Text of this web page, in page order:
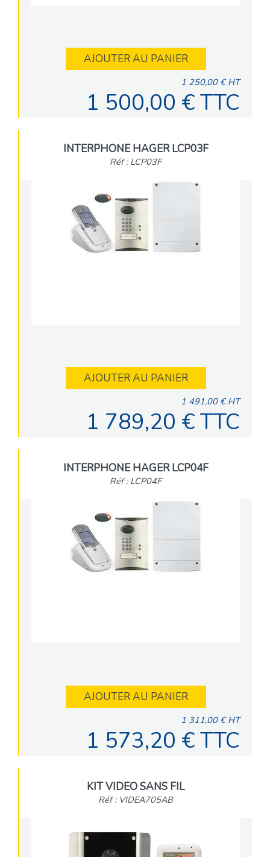
AJOUTER AU PANIER
1 250,00 € HT
1 500,00 € TTC
INTERPHONE HAGER LCP03F
Réf : LCP03F
AJOUTER AU PANIER
1 491,00 € HT
1 789,20 € TTC
INTERPHONE HAGER LCP04F
Réf : LCP04F
AJOUTER AU PANIER
1 311,00 € HT
1 573,20 € TTC
KIT VIDEO SANS FIL
Réf : VIDEA705AB